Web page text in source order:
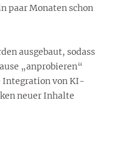
paar Monaten schon
ausgebaut, sodass
„anprobieren“
Integration von KI-
neuer Inhalte